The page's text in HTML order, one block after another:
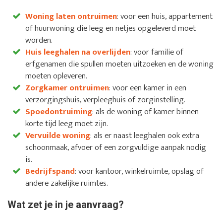
Woning laten ontruimen: voor een huis, appartement
of huurwoning die leeg en netjes opgeleverd moet
worden.
Huis leeghalen na overlijden: voor familie of
erfgenamen die spullen moeten uitzoeken en de woning
moeten opleveren.
Zorgkamer ontruimen: voor een kamer in een
verzorgingshuis, verpleeghuis of zorginstelling.
Spoedontruiming: als de woning of kamer binnen
korte tijd leeg moet zijn.
Vervuilde woning: als er naast leeghalen ook extra
schoonmaak, afvoer of een zorgvuldige aanpak nodig
is.
Bedrijfspand: voor kantoor, winkelruimte, opslag of
andere zakelijke ruimtes.
Wat zet je in je aanvraag?